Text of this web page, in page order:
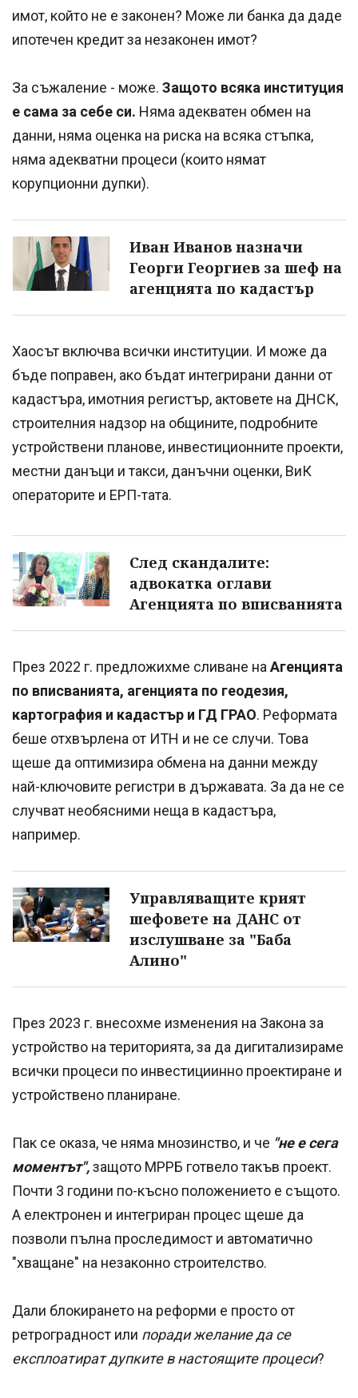
имот, който не е законен? Може ли банка да даде
ипотечен кредит за незаконен имот?
За съжаление - може. Защото всяка институция
е сама за себе си. Няма адекватен обмен на
данни, няма оценка на риска на всяка стъпка,
няма адекватни процеси (които нямат
корупционни дупки).
Иван Иванов назначи
Георги Георгиев за шеф на
агенцията по кадастър
Хаосът включва всички институции. И може да
бъде поправен, ако бъдат интегрирани данни от
кадастъра, имотния регистър, актовете на ДНСК,
строителния надзор на общините, подробните
устройствени планове, инвестиционните проекти,
местни данъци и такси, данъчни оценки, ВиК
операторите и ЕРП-тата.
След скандалите:
адвокатка оглави
Агенцията по вписванията
През 2022 г. предложихме сливане на Агенцията
по вписванията, агенцията по геодезия,
картография и кадастър и ГД ГРАО. Реформата
беше отхвърлена от ИТН и не се случи. Това
щеше да оптимизира обмена на данни между
най-ключовите регистри в държавата. За да не се
случват необясними неща в кадастъра,
например.
Управляващите крият
шефовете на ДАНС от
изслушване за "Баба
Алино"
През 2023 г. внесохме изменения на Закона за
устройство на територията, за да дигитализираме
всички процеси по инвестициинно проектиране и
устройствено планиране.
Пак се оказа, че няма мнозинство, и че "не е сега
моментът",защото МРРБ готвело такъв проект.
Почти 3 години по-късно положението е същото.
А електронен и интегриран процес щеше да
позволи пълна проследимост и автоматично
"хващане" на незаконно строителство.
Дали блокирането на реформи е просто от
ретроградност или поради желание да се
експлоатират дупките в настоящите процеси?